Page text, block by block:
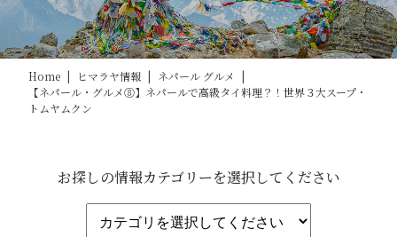
Home | ヒマラヤ情報 | ネパール グルメ
|
【ネパール・グルメ⑧】ネパールで高級タイ料理？！世界３大スープ・
トムヤムクン
お探しの情報カテゴリーを選択してください